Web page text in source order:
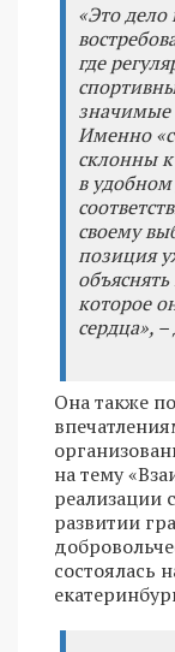
«Это дело
где
значимые
Именно
склонны
в
своему
позиция
которое
сердца»,
Она также
на тему
реализации
развитии
состоялась